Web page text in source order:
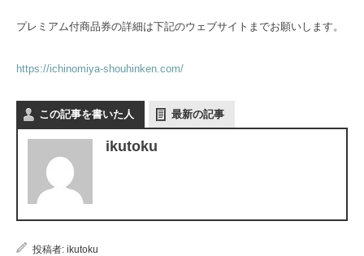
プレミアム付商品券の詳細は下記のウェブサイトまでお願いします。
https://ichinomiya-shouhinken.com/
この記事を書いた人 最新の記事
ikutoku
投稿者: ikutoku